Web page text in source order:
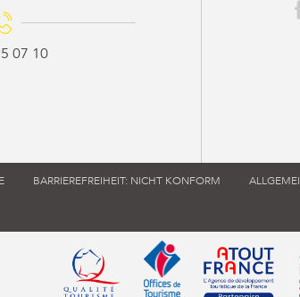
07 10
BARRIEREFREIHEIT: NICHT KONFORM
Qualité tourisme (s'ouvre dans une
Office de tourisme de
Atout France